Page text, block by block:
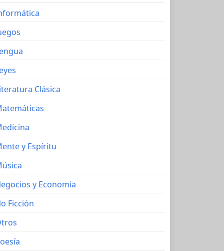
Clásica
y Espíritu
y Economia
Ficción